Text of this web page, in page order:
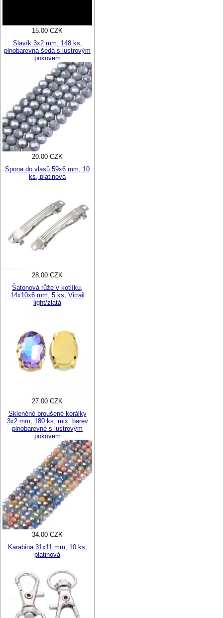
15.00 CZK
Slavík 3x2 mm, 148 ks,
plnobarevná šedá s lustrovým
pokovem
20.00 CZK
Spona do vlasů 59x6 mm, 10
ks, platinová
28.00 CZK
Šatonová růže v kotlíku,
14x10x6 mm, 5 ks, Vitrail
light/zlatá
27.00 CZK
Skleněné broušené korálky
3x2 mm, 180 ks, mix. barev
plnobarevné s lustrovým
pokovem
34.00 CZK
Karabina 31x11 mm, 10 ks,
platinová